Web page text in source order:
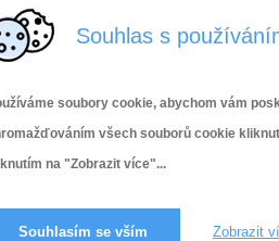
Souhlas s
soubory cookie, abychom vám
všech souborů cookie
na "Zobrazit více"...
Souhlasím se vším Zobrazit